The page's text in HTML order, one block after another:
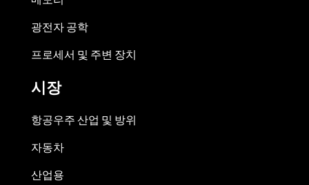
광전자 공학
프로세서 및 주변 장치
시장
항공우주 산업 및 방위
자동차
산업용